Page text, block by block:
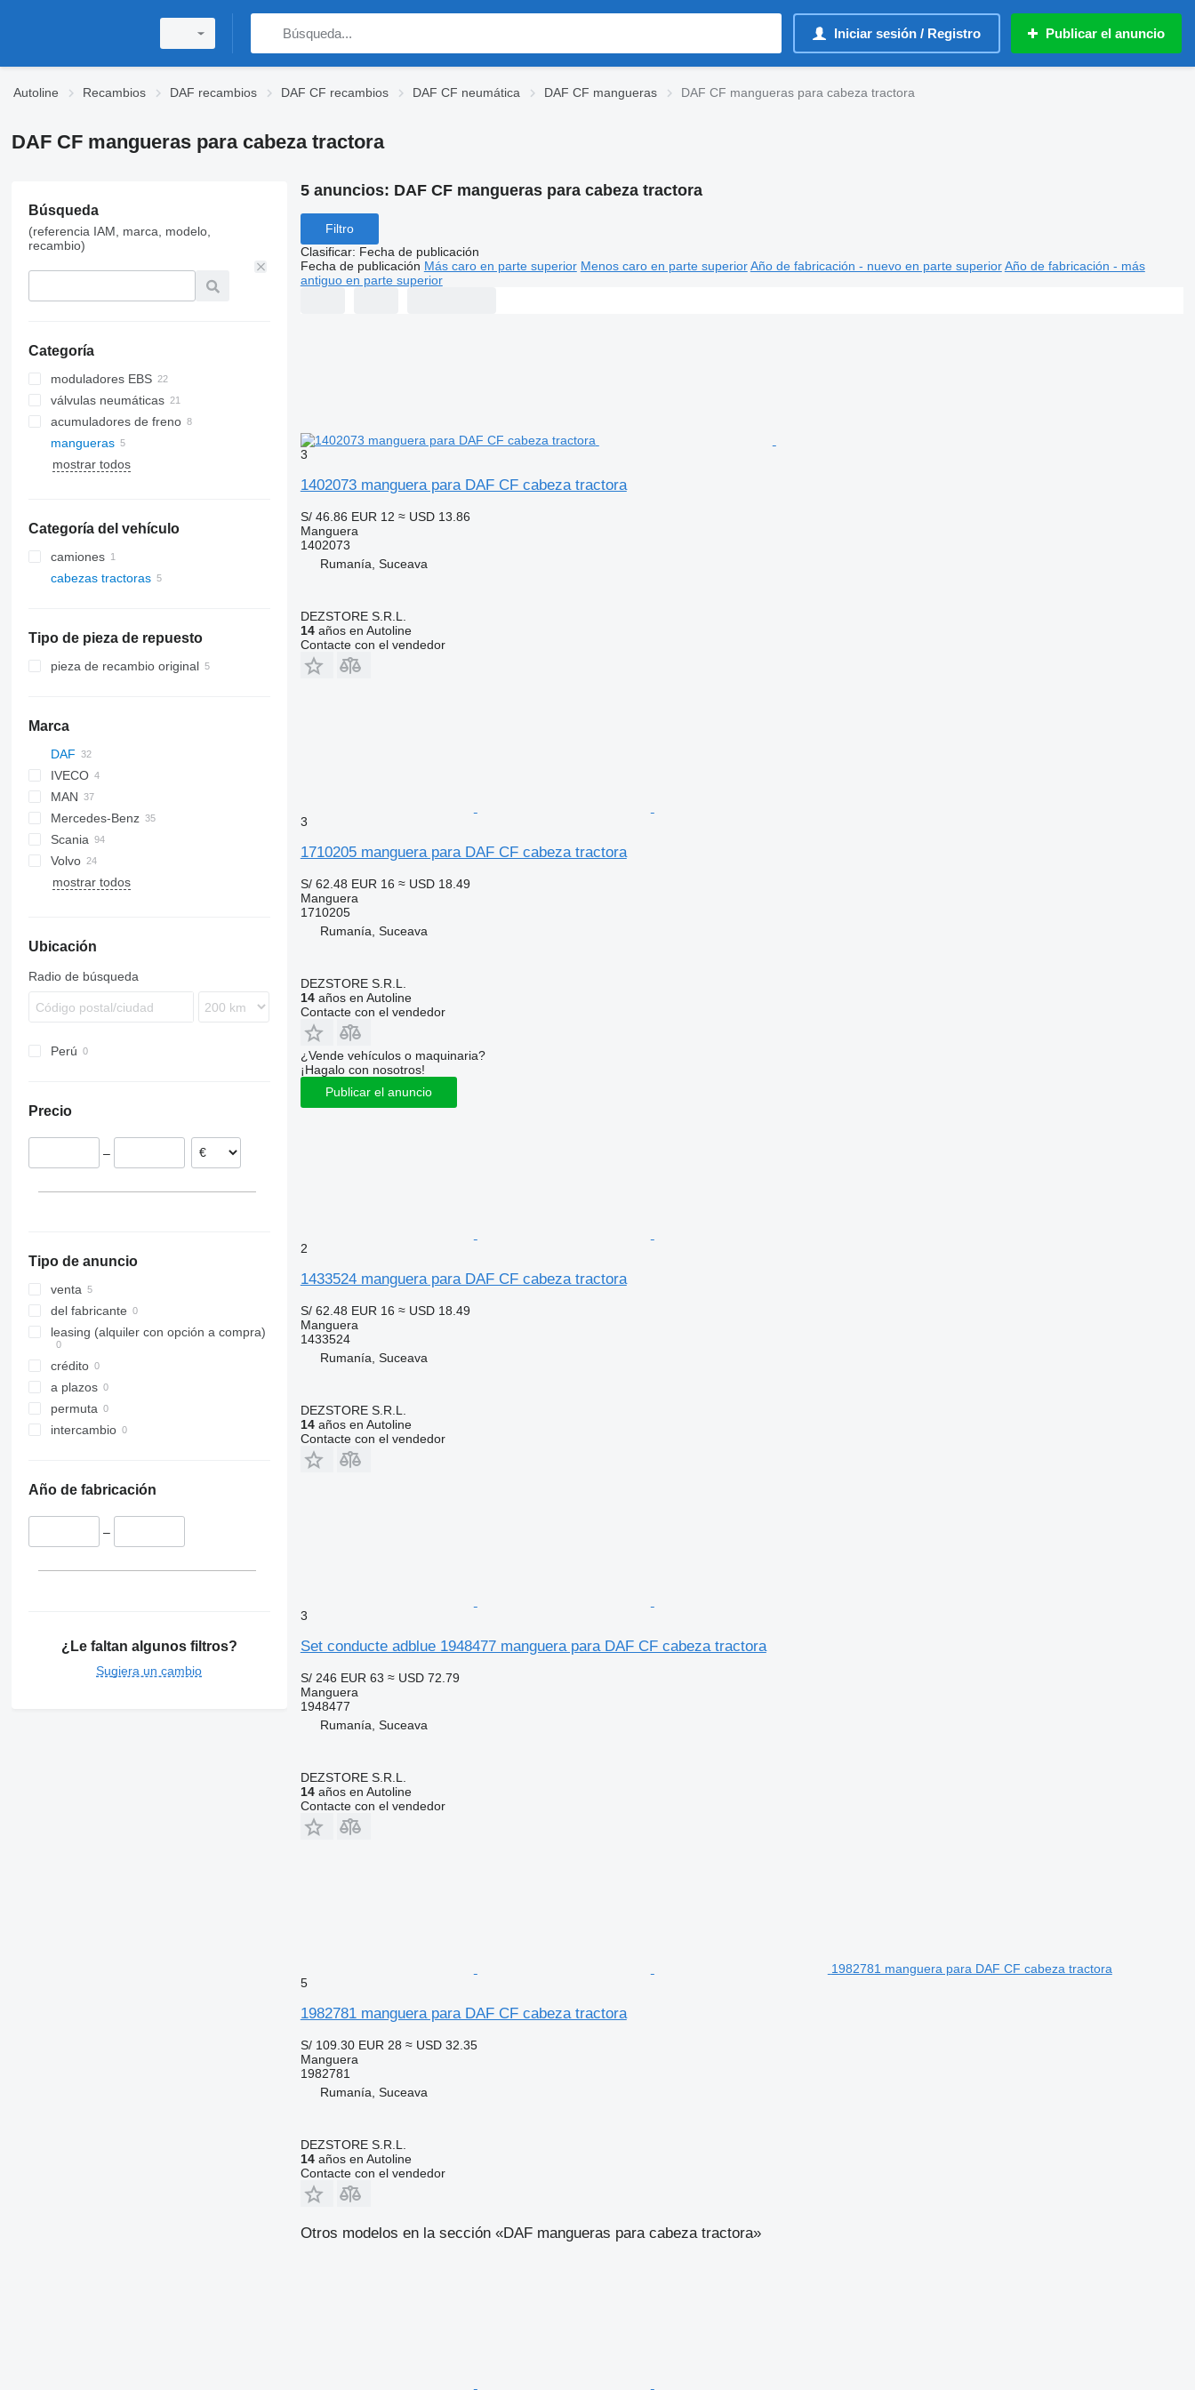
Iniciar sesión / Registro Publicar el anuncio
Autoline Recambios DAF recambios DAF CF recambios DAF CF neumática DAF CF mangueras DAF CF mangueras para cabeza tractora
DAF CF mangueras para cabeza tractora
Búsqueda
(referencia IAM, marca, modelo,
recambio)
Categoría
moduladores EBS
válvulas neumáticas
acumuladores de freno
mangueras
mostrar todos
Categoría del vehículo
camiones
cabezas tractoras
Tipo de pieza de repuesto
pieza de recambio original
Marca
DAF
CF
XF
XF 95
XF 105
XF 106
XF 460
IVECO
Stralis
Trakker
MAN
TGA
TGL
TGM
TGS
Mercedes-Benz
Actros
Antos
Arocs
Magnum
Scania
G-series
P-series
Volvo
FH
FMX
mostrar todos
Ubicación
Radio de búsqueda
Perú
Precio
–
Tipo de anuncio
venta
del fabricante
leasing (alquiler con opción a compra)
crédito
a plazos
permuta
intercambio
Año de fabricación
–
¿Le faltan algunos filtros?
Sugiera un cambio
5 anuncios: DAF CF mangueras para cabeza tractora
Filtro
Clasificar: Fecha de publicación
Fecha de publicación Más caro en parte superior Menos caro en parte superior Año de fabricación - nuevo en parte superior Año de fabricación - más
antiguo en parte superior
3
1402073 manguera para DAF CF cabeza tractora
S/ 46.86 EUR 12 ≈ USD 13.86
Manguera
1402073
Rumanía, Suceava
DEZSTORE S.R.L.
14años en Autoline
Contacte con el vendedor
3
1710205 manguera para DAF CF cabeza tractora
S/ 62.48 EUR 16 ≈ USD 18.49
Manguera
1710205
Rumanía, Suceava
DEZSTORE S.R.L.
14años en Autoline
Contacte con el vendedor
¿Vende vehículos o maquinaria?
¡Hagalo con nosotros!
Publicar el anuncio
2
1433524 manguera para DAF CF cabeza tractora
S/ 62.48 EUR 16 ≈ USD 18.49
Manguera
1433524
Rumanía, Suceava
DEZSTORE S.R.L.
14años en Autoline
Contacte con el vendedor
3
Set conducte adblue 1948477 manguera para DAF CF cabeza tractora
S/ 246 EUR 63 ≈ USD 72.79
Manguera
1948477
Rumanía, Suceava
DEZSTORE S.R.L.
14años en Autoline
Contacte con el vendedor
1982781 manguera para DAF CF cabeza tractora
5
1982781 manguera para DAF CF cabeza tractora
S/ 109.30 EUR 28 ≈ USD 32.35
Manguera
1982781
Rumanía, Suceava
DEZSTORE S.R.L.
14años en Autoline
Contacte con el vendedor
Otros modelos en la sección «DAF mangueras para cabeza tractora»